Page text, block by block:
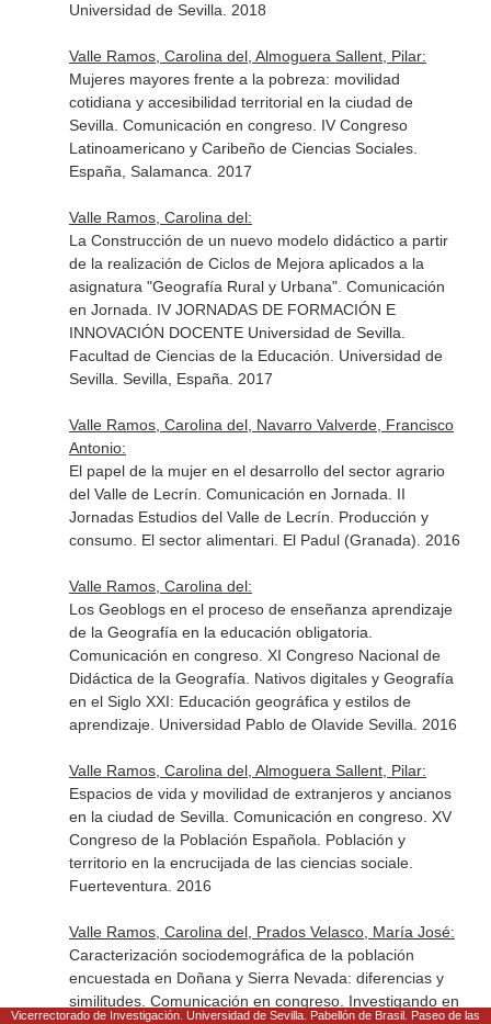
Universidad de Sevilla. 2018
Valle Ramos, Carolina del, Almoguera Sallent, Pilar:
Mujeres mayores frente a la pobreza: movilidad
cotidiana y accesibilidad territorial en la ciudad de
Sevilla. Comunicación en congreso. IV Congreso
Latinoamericano y Caribeño de Ciencias Sociales.
España, Salamanca. 2017
Valle Ramos, Carolina del:
La Construcción de un nuevo modelo didáctico a partir
de la realización de Ciclos de Mejora aplicados a la
asignatura "Geografía Rural y Urbana". Comunicación
en Jornada. IV JORNADAS DE FORMACIÓN E
INNOVACIÓN DOCENTE Universidad de Sevilla.
Facultad de Ciencias de la Educación. Universidad de
Sevilla. Sevilla, España. 2017
Valle Ramos, Carolina del, Navarro Valverde, Francisco
Antonio:
El papel de la mujer en el desarrollo del sector agrario
del Valle de Lecrín. Comunicación en Jornada. II
Jornadas Estudios del Valle de Lecrín. Producción y
consumo. El sector alimentari. El Padul (Granada). 2016
Valle Ramos, Carolina del:
Los Geoblogs en el proceso de enseñanza aprendizaje
de la Geografía en la educación obligatoria.
Comunicación en congreso. XI Congreso Nacional de
Didáctica de la Geografía. Nativos digitales y Geografía
en el Siglo XXI: Educación geográfica y estilos de
aprendizaje. Universidad Pablo de Olavide Sevilla. 2016
Valle Ramos, Carolina del, Almoguera Sallent, Pilar:
Espacios de vida y movilidad de extranjeros y ancianos
en la ciudad de Sevilla. Comunicación en congreso. XV
Congreso de la Población Española. Población y
territorio en la encrucijada de las ciencias sociale.
Fuerteventura. 2016
Valle Ramos, Carolina del, Prados Velasco, María José:
Caracterización sociodemográfica de la población
encuestada en Doñana y Sierra Nevada: diferencias y
similitudes. Comunicación en congreso. Investigando en
Vicerrectorado de Investigación. Universidad de Sevilla. Pabellón de Brasil. Paseo de las